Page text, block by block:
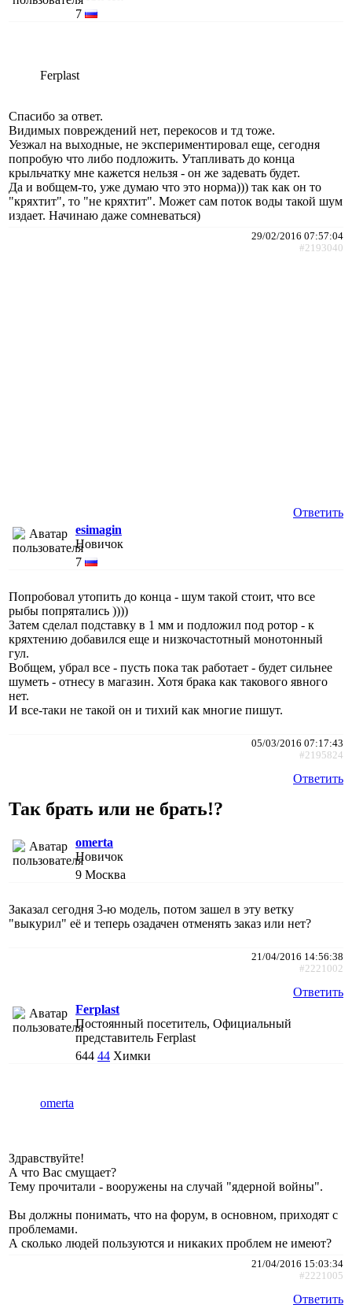
7
Ferplast
Спасибо за ответ.
Видимых повреждений нет, перекосов и тд тоже.
Уезжал на выходные, не экспериментировал еще, сегодня
попробую что либо подложить. Утапливать до конца
крыльчатку мне кажется нельзя - он же задевать будет.
Да и вобщем-то, уже думаю что это норма))) так как он то
"кряхтит", то "не кряхтит". Может сам поток воды такой шум
издает. Начинаю даже сомневаться)
29/02/2016 07:57:04
#2193040
Ответить
esimagin
Новичок
7
Попробовал утопить до конца - шум такой стоит, что все
рыбы попрятались ))))
Затем сделал подставку в 1 мм и подложил под ротор - к
кряхтению добавился еще и низкочастотный монотонный
гул.
Вобщем, убрал все - пусть пока так работает - будет сильнее
шуметь - отнесу в магазин. Хотя брака как такового явного
нет.
И все-таки не такой он и тихий как многие пишут.
05/03/2016 07:17:43
#2195824
Ответить
Так брать или не брать!?
omerta
Новичок
9 Москва
Заказал сегодня 3-ю модель, потом зашел в эту ветку
"выкурил" её и теперь озадачен отменять заказ или нет?
21/04/2016 14:56:38
#2221002
Ответить
Ferplast
Постоянный посетитель, Официальный
представитель Ferplast
644 44 Химки
omerta
Здравствуйте!
А что Вас смущает?
Тему прочитали - вооружены на случай "ядерной войны".
Вы должны понимать, что на форум, в основном, приходят с
проблемами.
А сколько людей пользуются и никаких проблем не имеют?
21/04/2016 15:03:34
#2221005
Ответить